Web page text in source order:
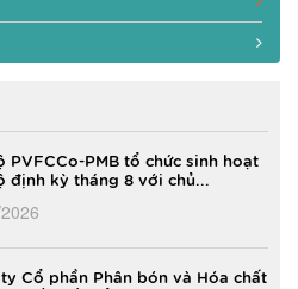
PVFCCo-PMB tổ chức sinh hoạt
định kỳ tháng 8 với chủ...
Cổ phần Phân bón và Hóa chất